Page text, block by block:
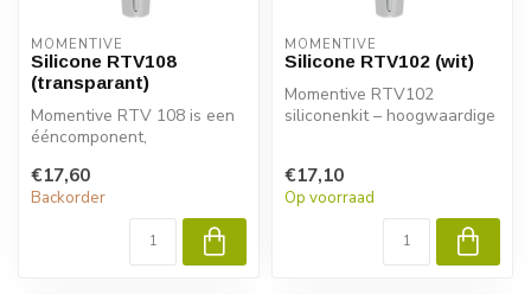
MOMENTIVE
Silicone RTV108
(transparant)
Momentive RTV 108 is een
ééncomponent,
kit is zeer v...
€17,60
Backorder
MOMENTIVE
Silicone RTV102 (wit)
Momentive RTV102
siliconenkit – hoogwaardige
€17,10
Op voorraad